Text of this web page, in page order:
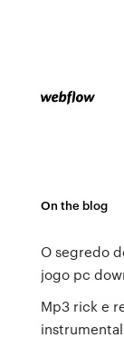
On the blog
O segredo
jogo pc
Mp3 rick e